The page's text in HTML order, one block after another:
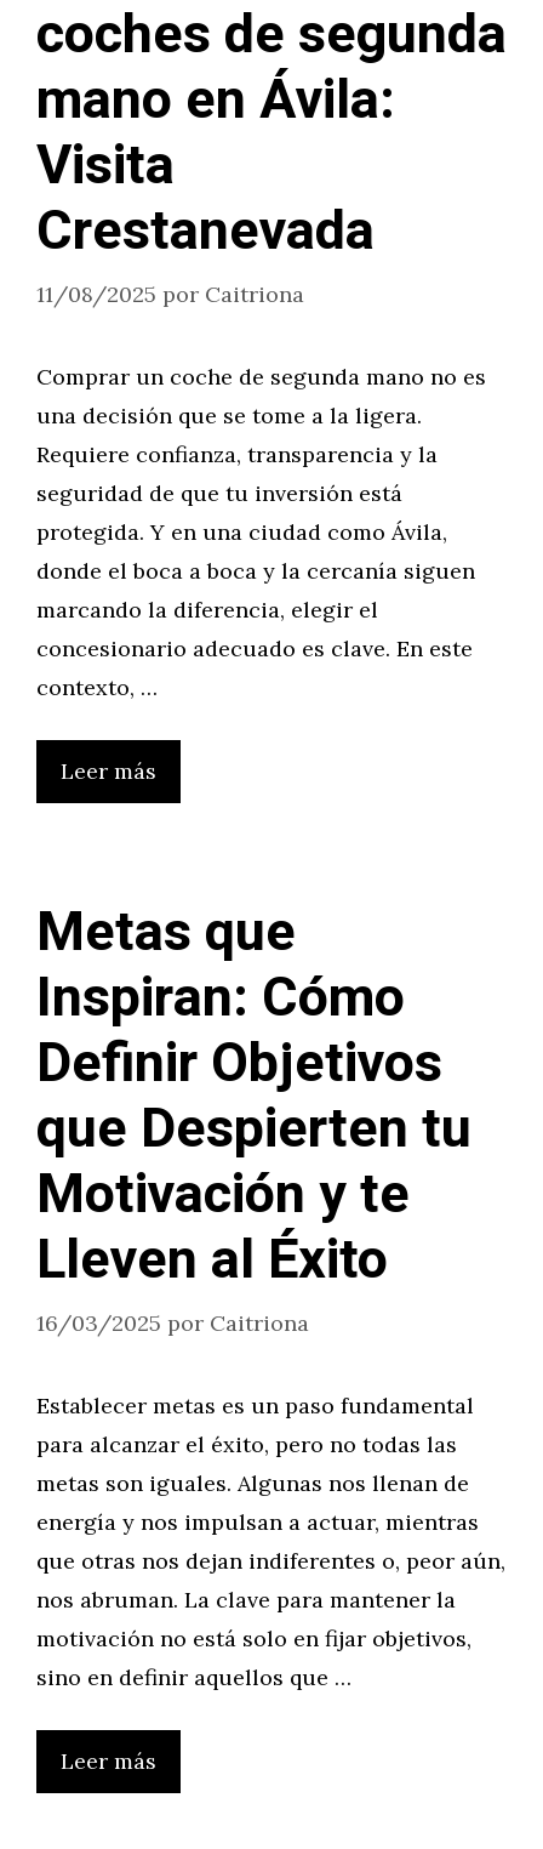
coches de segunda
mano en Ávila:
Visita
Crestanevada
11/08/2025 por Caitriona
Comprar un coche de segunda mano no es
una decisión que se tome a la ligera.
Requiere confianza, transparencia y la
seguridad de que tu inversión está
protegida. Y en una ciudad como Ávila,
donde el boca a boca y la cercanía siguen
marcando la diferencia, elegir el
concesionario adecuado es clave. En este
contexto, …
Leer más
Metas que
Inspiran: Cómo
Definir Objetivos
que Despierten tu
Motivación y te
Lleven al Éxito
16/03/2025 por Caitriona
Establecer metas es un paso fundamental
para alcanzar el éxito, pero no todas las
metas son iguales. Algunas nos llenan de
energía y nos impulsan a actuar, mientras
que otras nos dejan indiferentes o, peor aún,
nos abruman. La clave para mantener la
motivación no está solo en fijar objetivos,
sino en definir aquellos que …
Leer más